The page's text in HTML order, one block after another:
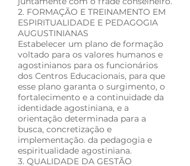
2. FORMAÇÃO E TREINAMENTO EM
ESPIRITUALIDADE E PEDAGOGIA
AUGUSTINIANAS
Estabelecer um plano de formação
voltado para os valores humanos e
agostinianos para os funcionários
dos Centros Educacionais, para que
esse plano garanta o surgimento, o
fortalecimento e a continuidade da
identidade agostiniana, e a
orientação determinada para a
busca, concretização e
implementação. da pedagogia e
espiritualidade agostiniana.
3. QUALIDADE DA GESTÃO